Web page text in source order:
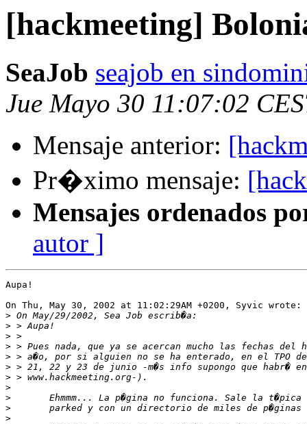
[hackmeeting]
SeaJob seajob en
Jue Mayo 30 11:07:02
Mensaje anterior:
Pr�ximo mensaje:
Mensajes ordenados
autor ]
Aupa!
On Thu, May 30, 2002 at 11:02:29AM +0200, Syvic wrote:
>
>
>
>
>
>
>
>
>
>
>